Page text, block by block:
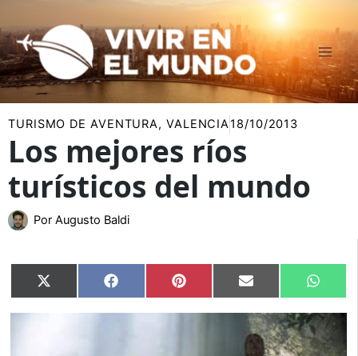
al
contenido
TURISMO DE AVENTURA, VALENCIA18/10/2013
Los mejores ríos
turísticos del mundo
Por Augusto Baldi
Compartir
en
X
(Twitter)
Compartir
en
Facebook Compartir
en
Pinterest Compartir
en
Email
en